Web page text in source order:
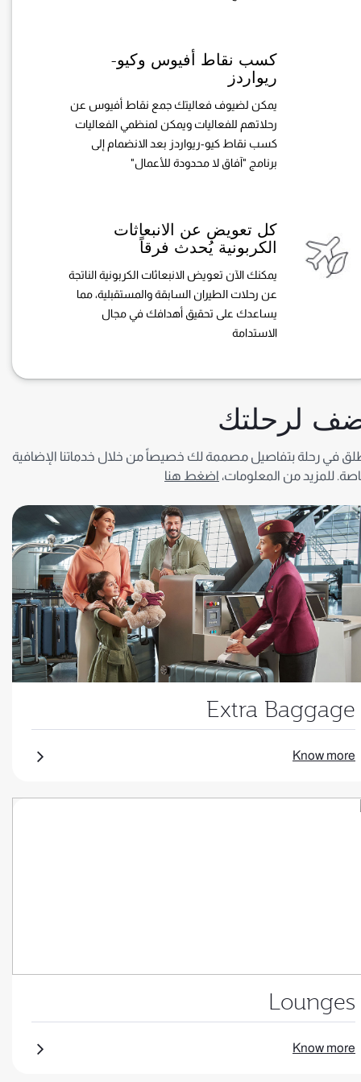
كسب نقاط أفيوس وكيو-
ريواردز
يمكن لضيوف فعاليتك جمع نقاط أفيوس عن
رحلاتهم للفعاليات ويمكن لمنظمي الفعاليات
كسب نقاط كيو-ريواردز بعد الانضمام إلى
برنامج "آفاق لا محدودة للأعمال"
كل تعويض عن الانبعاثات
الكربونية يُحدث فرقاً
يمكنك الآن تعويض الانبعاثات الكربونية الناتجة
عن رحلات الطيران السابقة والمستقبلية،مما
يساعدك على تحقيق أهدافك في مجال
الاستدامة
لرحلتك
في رحلة بتفاصيل مصممة لك خصيصاً من خلال خدماتنا الإضافية
للمزيد من المعلومات، اضغط هنا
Extra Baggage
Know more
Lounges
Know more